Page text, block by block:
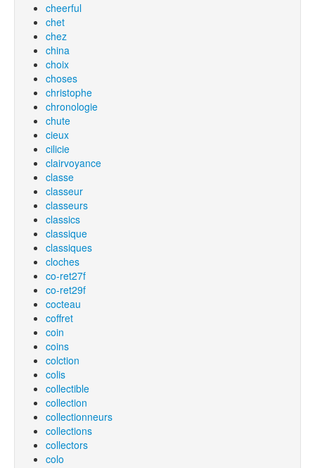
cheerful
chet
chez
china
choix
choses
christophe
chronologie
chute
cieux
cilicie
clairvoyance
classe
classeur
classeurs
classics
classique
classiques
cloches
co-ret27f
co-ret29f
cocteau
coffret
coin
coins
colction
colis
collectible
collection
collectionneurs
collections
collectors
colo